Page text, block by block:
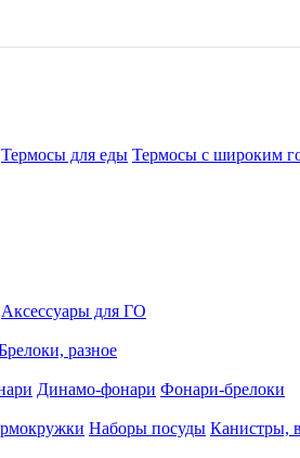
Термосы для еды Термосы с широким
Аксессуары для ГО
разное
Динамо-фонари Фонари-брелоки
Наборы посуды Канистры,